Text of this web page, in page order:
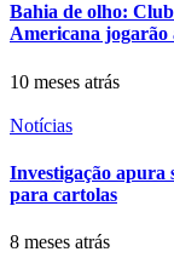
Bahia de olho:
Americana jogarão
10 meses atrás
Notícias
Investigação apura
para cartolas
8 meses atrás